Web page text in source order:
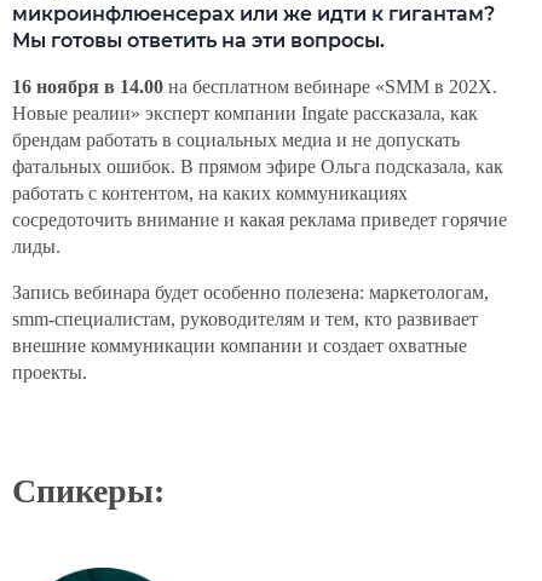
микроинфлюенсерах или же идти к гигантам?
Мы готовы ответить на эти вопросы.
16 ноября в 14.00 на бесплатном вебинаре «SMM в 202Х.
Новые реалии» эксперт компании Ingate рассказала, как
брендам работать в социальных медиа и не допускать
фатальных ошибок. В прямом эфире Ольга подсказала, как
работать с контентом, на каких коммуникациях
сосредоточить внимание и какая реклама приведет горячие
лиды.
Запись вебинара будет особенно полезена: маркетологам,
smm-специалистам, руководителям и тем, кто развивает
внешние коммуникации компании и создает охватные
проекты.
Спикеры: